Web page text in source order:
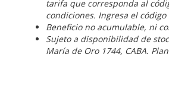
tarifa que corresponda al
condiciones. Ingresa el
Beneficio no acumulable, ni
Sujeto a disponibilidad de
María de Oro 1744, CABA.